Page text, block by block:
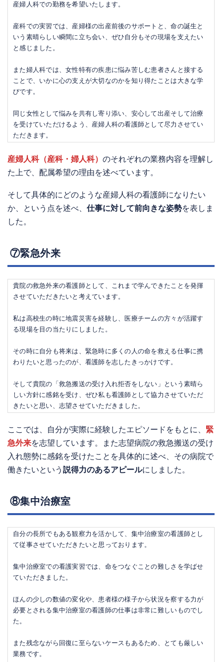
産婦人科での勤務を希望いたします。
産科での実習では、産婦様の出産前後のサポートと、命の誕生と
いう素晴らしい瞬間に立ち会い、ぜひ自分もその現場を支えたい
と感じました。
また婦人科では、女性特有の疾患に悩み苦しむ患者さんと接する
ことで、いかに心の支えが大切なのかを知り得たことは大きな学
びです。
同じ女性として悩みを共有し寄り添い、安心して出産そして治療
を受けていただけるよう、産婦人科の看護師として尽力させてい
ただきます。
産婦人科（産科・婦人科） のそれぞれの業務内容を理解し
た上で、配属希望の理由を述べています。
そして具体的にどのような産婦人科の看護師になりたい
か、という点を述べ、 仕事に対して前向きな姿勢を表しま
した。
⑦緊急外来
貴院の救急外来の看護師として、これまで学んできたことを発揮
させていただきたいと考えています。
私は高校生の時に地震災害を経験し、医療チームの方々が活躍す
る現場を目の当たりにしました。
その時に自分も将来は、緊急時に多くの人の命を救える仕事に携
わりたいと思ったのが、看護師を志したきっかけです。
そして貴院の「救急搬送の受け入れ拒否をしない」という素晴ら
しい方針に感銘を受け、ぜひ私も看護師として協力させていただ
きたいと思い、志望させていただきました。
ここでは、自分が実際に経験したエピソードをもとに、 緊
急外来を志望しています。また志望病院の救急搬送の受け
入れ態勢に感銘を受けたことを具体的に述べ、その病院で
働きたいという 説得力のあるアピールにしました。
⑧集中治療室
自分の長所でもある観察力を活かして、集中治療室の看護師とし
て従事させていただきたいと思っております。
集中治療室での看護実習では、命をつなぐことの難しさを学ばせ
ていただきました。
ほんの少しの数値の変化や、患者様の様子から状況を察する力が
必要とされる集中治療室の看護師の仕事は非常に難しいものでし
た。
また残念ながら回復に至らないケースもあるため、とても厳しい
業務です。